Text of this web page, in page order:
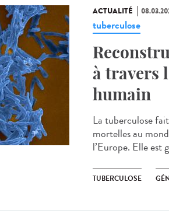
ACTUALITÉ
tuberculose
à travers
humain
La tuberculose
mortelles au
l’Europe. Elle est
TUBERCULOSE